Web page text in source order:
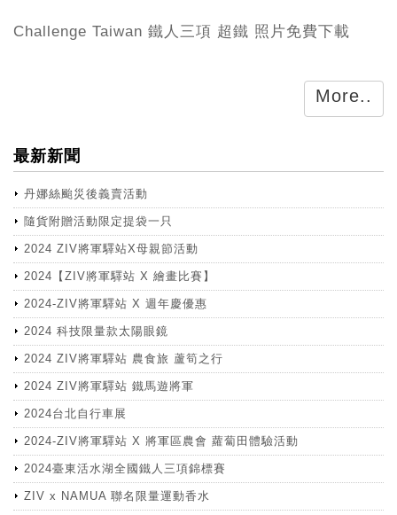
Challenge Taiwan 鐵人三項 超鐵 照片免費下載
More..
最新新聞
丹娜絲颱災後義賣活動
隨貨附贈活動限定提袋一只
2024 ZIV將軍驛站X母親節活動
2024【ZIV將軍驛站 X 繪畫比賽】
2024-ZIV將軍驛站 X 週年慶優惠
2024 科技限量款太陽眼鏡
2024 ZIV將軍驛站 農食旅 蘆筍之行
2024 ZIV將軍驛站 鐵馬遊將軍
2024台北自行車展
2024-ZIV將軍驛站 X 將軍區農會 蘿蔔田體驗活動
2024臺東活水湖全國鐵人三項錦標賽
ZIV x NAMUA 聯名限量運動香水